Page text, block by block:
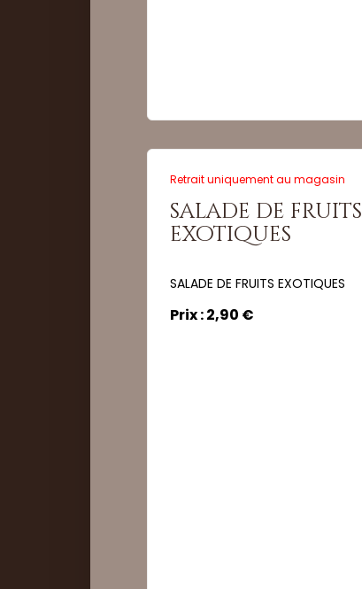
Retrait uniquement au magasin
salade de fruits
exotiques
SALADE DE FRUITS EXOTIQUES
Prix : 2,90 €